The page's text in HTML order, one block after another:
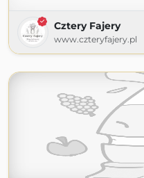
Cztery Fajery
www.czteryfajery.pl